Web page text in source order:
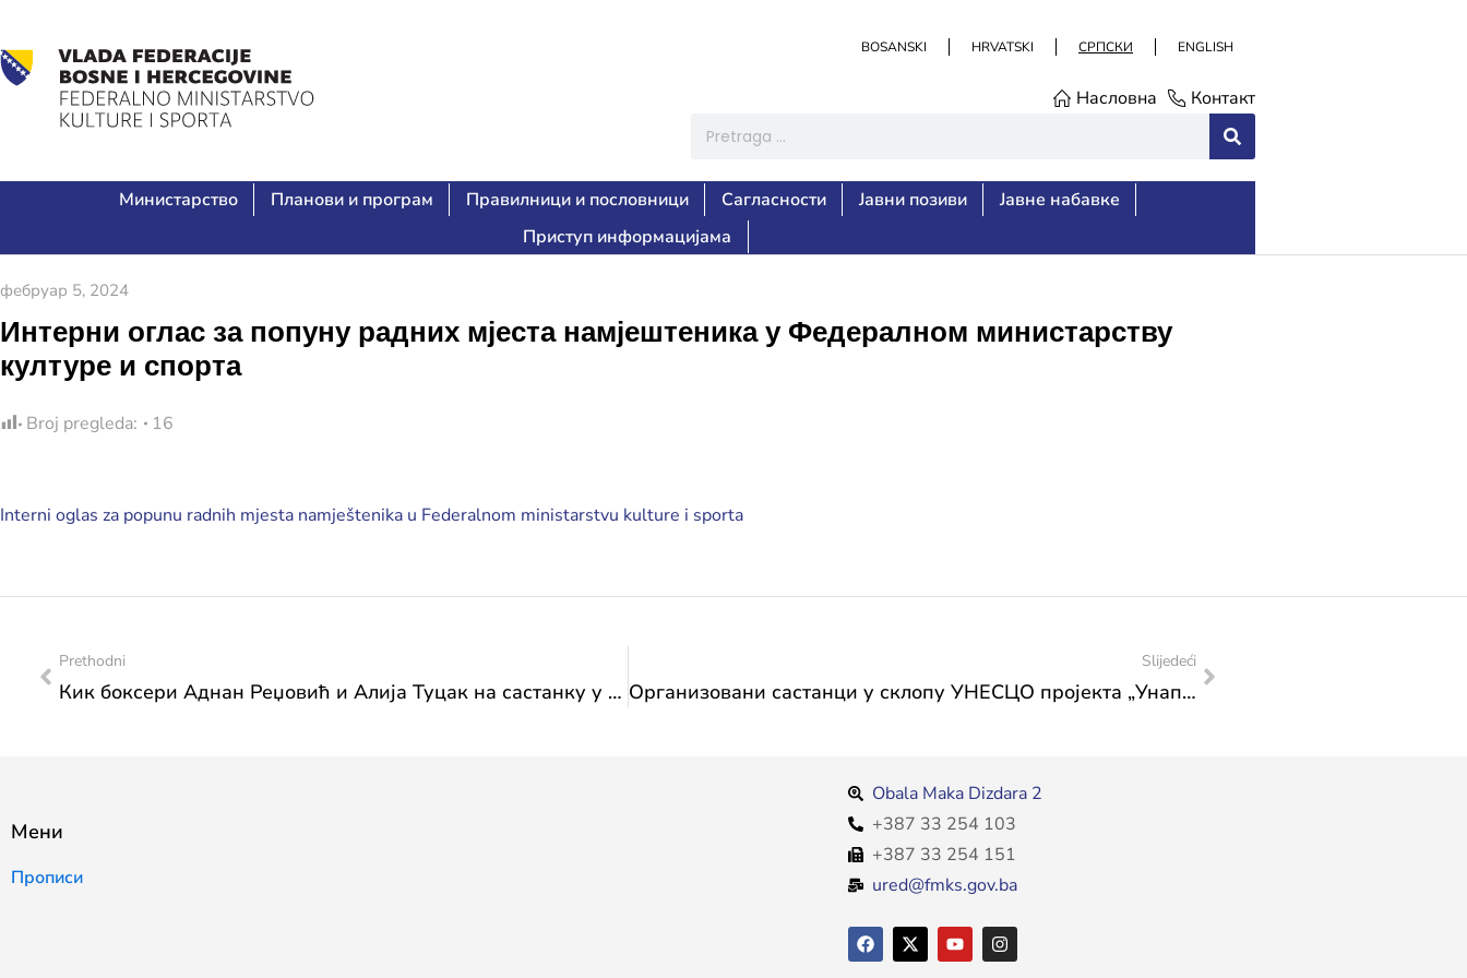
BOSANSKI HRVATSKI СРПСКИ ENGLISH
Насловна Контакт
Министарство Планови и програм Правилници и пословници Сагласности Јавни позиви
Јавне набавке
Приступ информацијама
фебруар 5, 2024
Интерни оглас за попуну радних мјеста намјештеника у Федералном министарству
културе и спорта
Broj pregleda: 16
Interni oglas za popunu radnih mjesta namještenika u Federalnom ministarstvu kulture i sporta
Prethodni
Кик боксери Аднан Реџовић и Алија Туцак на састанку у Министарству
Slijedeći
Организовани састанци у склопу УНЕСЦО пројекта „Унапређење статистика културе“
Мени
Прописи
Obala Maka Dizdara 2
+387 33 254 103
+387 33 254 151
ured@fmks.gov.ba